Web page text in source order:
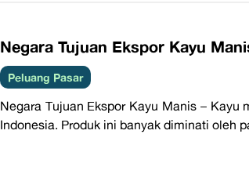
Negara Tujuan Ekspor Kayu
Peluang Pasar
Negara Tujuan Ekspor Kayu Manis –
Indonesia. Produk ini banyak diminati oleh